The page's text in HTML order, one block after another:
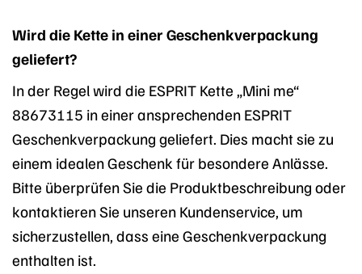
Wird die Kette in einer Geschenkverpackung
geliefert?
In der Regel wird die ESPRIT Kette „Mini me“
88673115 in einer ansprechenden ESPRIT
Geschenkverpackung geliefert. Dies macht sie zu
einem idealen Geschenk für besondere Anlässe.
Bitte überprüfen Sie die Produktbeschreibung oder
kontaktieren Sie unseren Kundenservice, um
sicherzustellen, dass eine Geschenkverpackung
enthalten ist.